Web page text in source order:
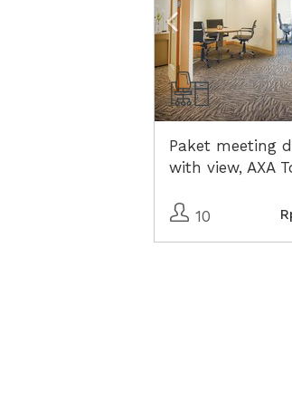
Paket meeting
with view, AXA
10